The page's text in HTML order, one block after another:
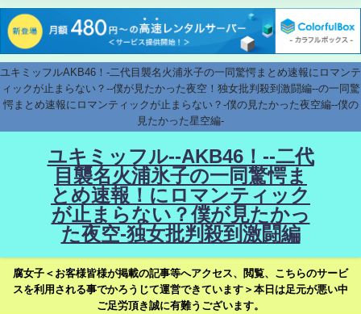
ユキミッフルAKB46！-二代目襲名火浦氷子の一同驚愕まとめ速報にロマンテ
ィックが止まらない？--僕が見たかった夜空！独女批判殺到激闘編--の一同驚
愕まとめ速報にロマンティックが止まらない？-僕の見たかった夜空編--僕の
見たかった星空編-
ユキミッフル--AKB46！--二代
目襲名火浦氷子の一同驚愕ま
とめ速報！にロマンティック
が止まらない？僕が見たかっ
た夜空-独女批判殺到激闘編
腐女子＜お客様皆様が掲載の記事等へアクセス、閲覧、こちらのサービ
スを利用される事でかろうじて運営できています＞本日は足元が悪い中
ご足労頂き誠に有難うございます。